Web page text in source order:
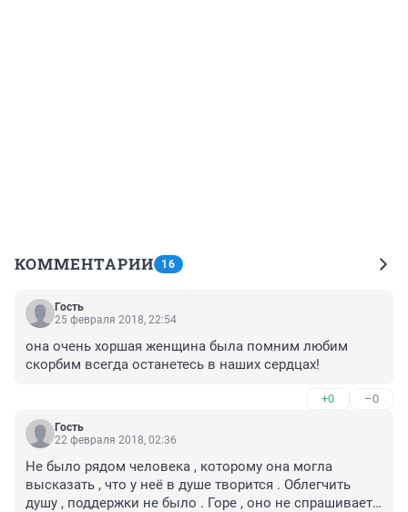
КОММЕНТАРИИ 16
Гость
25 февраля 2018, 22:54
она очень хоршая женщина была помним любим
скорбим всегда останетесь в наших сердцах!
+0 –0
Гость
22 февраля 2018, 02:36
Не было рядом человека , которому она могла
высказать , что у неё в душе творится . Облегчить
душу , поддержки не было . Горе , оно не спрашивает .